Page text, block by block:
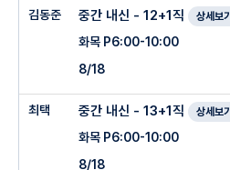
김동준 중간 내신 - 12+1직 상세보기
화목 P6:00-10:00
8/18
최택 중간 내신 - 13+1직 상세보기
화목 P6:00-10:00
8/18